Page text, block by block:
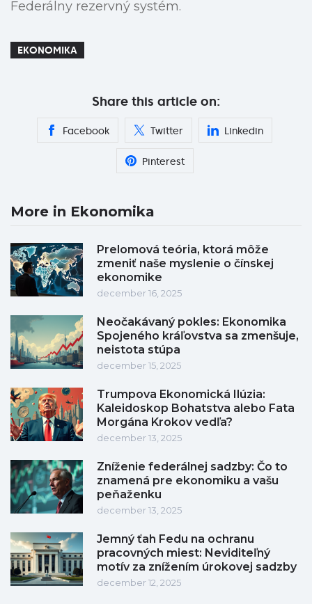
Federálny rezervný systém.
EKONOMIKA
Share this article on:
Facebook Twitter Linkedin
Pinterest
More in Ekonomika
Prelomová teória, ktorá môže
zmeniť naše myslenie o čínskej
ekonomike
december 16, 2025
Neočakávaný pokles: Ekonomika
Spojeného kráľovstva sa zmenšuje,
neistota stúpa
december 15, 2025
Trumpova Ekonomická Ilúzia:
Kaleidoskop Bohatstva alebo Fata
Morgána Krokov vedľa?
december 13, 2025
Zníženie federálnej sadzby: Čo to
znamená pre ekonomiku a vašu
peňaženku
december 13, 2025
Jemný ťah Fedu na ochranu
pracovných miest: Neviditeľný
motív za znížením úrokovej sadzby
december 12, 2025